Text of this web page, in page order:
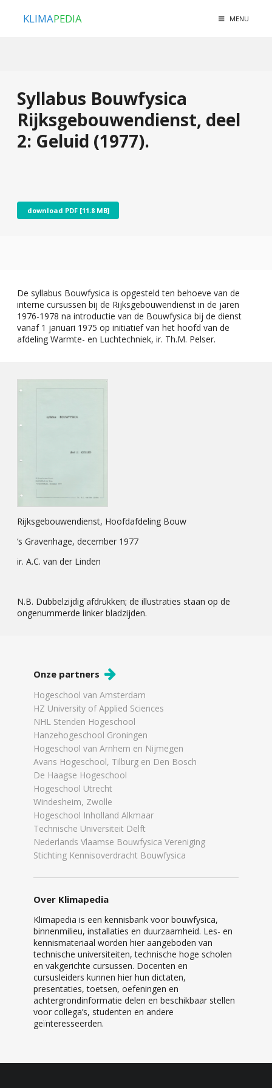
KLIMAPEDIA MENU
Syllabus Bouwfysica
Rijksgebouwendienst, deel
2: Geluid (1977).
download PDF [11.8 MB]
De syllabus Bouwfysica is opgesteld ten behoeve van de
interne cursussen bij de Rijksgebouwendienst in de jaren
1976-1978 na introductie van de Bouwfysica bij de dienst
vanaf 1 januari 1975 op initiatief van het hoofd van de
afdeling Warmte- en Luchtechniek, ir. Th.M. Pelser.
Rijksgebouwendienst, Hoofdafdeling Bouw
‘s Gravenhage, december 1977
ir. A.C. van der Linden
N.B. Dubbelzijdig afdrukken; de illustraties staan op de
ongenummerde linker bladzijden.
Onze partners
Hogeschool van Amsterdam
HZ University of Applied Sciences
NHL Stenden Hogeschool
Hanzehogeschool Groningen
Hogeschool van Arnhem en Nijmegen
Avans Hogeschool, Tilburg en Den Bosch
De Haagse Hogeschool
Hogeschool Utrecht
Windesheim, Zwolle
Hogeschool Inholland Alkmaar
Technische Universiteit Delft
Nederlands Vlaamse Bouwfysica Vereniging
Stichting Kennisoverdracht Bouwfysica
Over Klimapedia
Klimapedia is een kennisbank voor bouwfysica,
binnenmilieu, installaties en duurzaamheid. Les- en
kennismateriaal worden hier aangeboden van
technische universiteiten, technische hoge scholen
en vakgerichte cursussen. Docenten en
cursusleiders kunnen hier hun dictaten,
presentaties, toetsen, oefeningen en
achtergrondinformatie delen en beschikbaar stellen
voor collega’s, studenten en andere
geïnteresseerden.